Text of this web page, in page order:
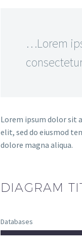
…Lorem
Lorem ipsum dolor sit
elit, sed do eiusmod
dolore magna aliqua.
DIAGRAM
Databases